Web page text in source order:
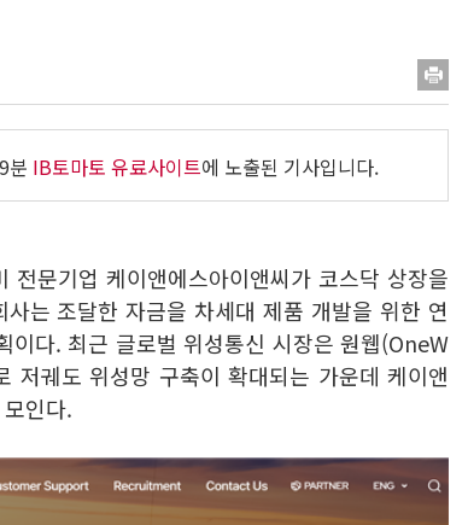
분 IB토마토 유료사이트에 노출된 기사입니다.
문기업 케이앤에스아이앤씨가 코스닥 상장을
는 조달한 자금을 차세대 제품 개발을 위한 연
이다. 최근 글로벌 위성통신 시장은 원웹(OneW
궤도 위성망 구축이 확대되는 가운데 케이앤
인다.